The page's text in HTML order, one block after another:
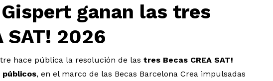
ganan las tres
SAT! 2026
hace pública la resolución de las tres Becas CREA SAT!
, en el marco de las Becas Barcelona Crea impulsadas